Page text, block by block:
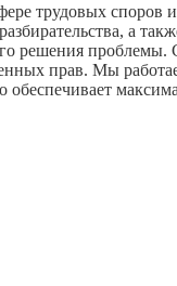
трудовых споров
а
решения проблемы.
прав. Мы